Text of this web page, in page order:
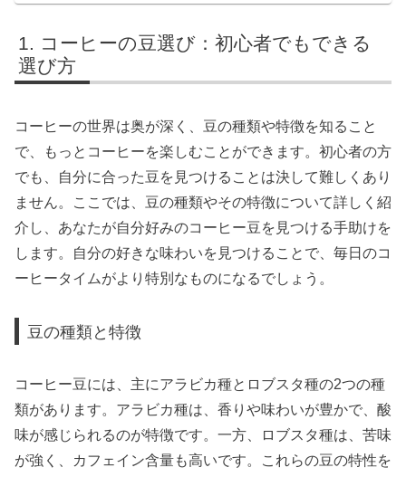
コーヒーの豆選び：初心者でもできる
選び方
コーヒーの世界は奥が深く、豆の種類や特徴を知ること
で、もっとコーヒーを楽しむことができます。初心者の方
でも、自分に合った豆を見つけることは決して難しくあり
ません。ここでは、豆の種類やその特徴について詳しく紹
介し、あなたが自分好みのコーヒー豆を見つける手助けを
します。自分の好きな味わいを見つけることで、毎日のコ
ーヒータイムがより特別なものになるでしょう。
豆の種類と特徴
コーヒー豆には、主にアラビカ種とロブスタ種の2つの種
類があります。アラビカ種は、香りや味わいが豊かで、酸
味が感じられるのが特徴です。一方、ロブスタ種は、苦味
が強く、カフェイン含量も高いです。これらの豆の特性を